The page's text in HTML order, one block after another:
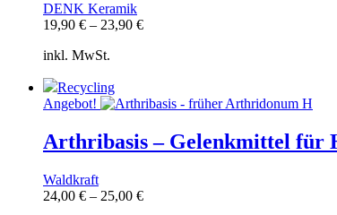
DENK Keramik
19,90 € – 23,90 €
inkl. MwSt.
Recycling
Angebot!
Arthribasis – Gelenkmittel für
Waldkraft
24,00 € – 25,00 €